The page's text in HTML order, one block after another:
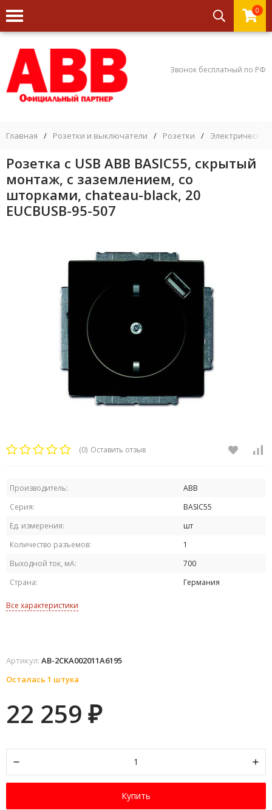
0
Звонок бесплатный по РФ
Главная / Розетки и выключатели / Розетки / Электрическая
Розетка с USB ABB BASIC55, скрытый
монтаж, с заземлением, со
шторками, chateau-black, 20
EUCBUSB-95-507
(0) Оставить отзыв
Производитель:
ABB
Серия:
BASIC55
Ед. измерения:
шт
Количество разъемов:
1
Выходной ток, мА:
700
Страна:
Германия
Все характеристики
Артикул: AB-2CKA002011A6195
Осталась 1 штука
22 259 ₽
Купить